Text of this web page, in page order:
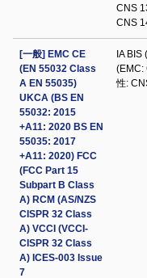
CNS
CNS
[一般] EMC CE
(EN 55032 Class
A EN 55035)
UKCA (BS EN
55032: 2015
+A11: 2020 BS EN
55035: 2017
+A11: 2020) FCC
(FCC Part 15
Subpart B Class
A) RCM (AS/NZS
CISPR 32 Class
A) VCCI (VCCI-
CISPR 32 Class
A) ICES-003 Issue
7
IA BIS
(EMC:
性: